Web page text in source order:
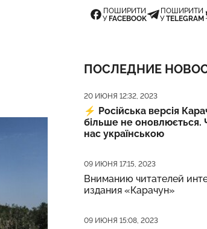
ПОШИРИТИ
У FACEBOOK
ПОШИРИТИ
УTELEGRAM
ПОСЛЕДНИЕ
Дата публикации
20 ИЮНЯ 12:32, 2023
⚡️ Російська версія
більше не оновлюється.
нас українською
Дата публикации
09 ИЮНЯ 17:15, 2023
Вниманию читателей
издания «Карачун»
Дата публикации
09 ИЮНЯ 15:08, 2023